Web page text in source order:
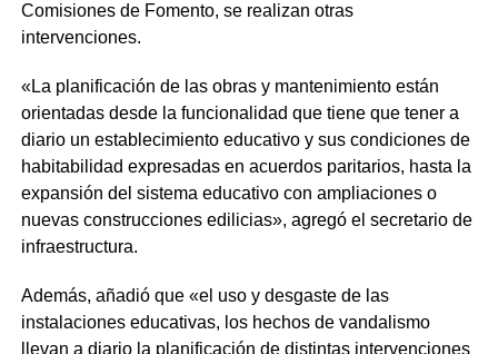
Comisiones de Fomento, se realizan otras
intervenciones.
«La planificación de las obras y mantenimiento están
orientadas desde la funcionalidad que tiene que tener a
diario un establecimiento educativo y sus condiciones de
habitabilidad expresadas en acuerdos paritarios, hasta la
expansión del sistema educativo con ampliaciones o
nuevas construcciones edilicias», agregó el secretario de
infraestructura.
Además, añadió que «el uso y desgaste de las
instalaciones educativas, los hechos de vandalismo
llevan a diario la planificación de distintas intervenciones